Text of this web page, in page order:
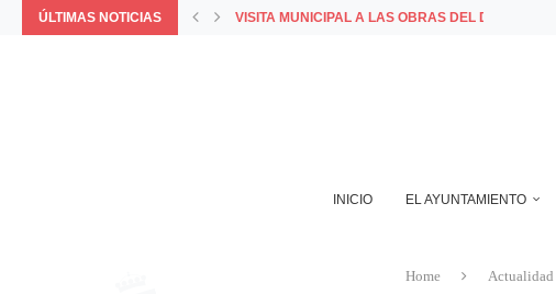
ÚLTIMAS NOTICIAS VISITA MUNICIPAL A LAS OBRAS DEL DEPÓSITO
INICIO EL AYUNTAMIENTO
Home Actualidad